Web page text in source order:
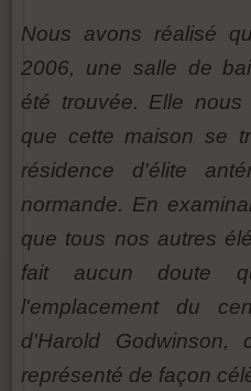
Nous avons réalisé
2006, une salle de
été trouvée. Elle
que cette maison se
résidence d'élite
normande. En
que tous nos autres
fait aucun doute
l'emplacement du
d'Harold Godwinson,
représenté de façon